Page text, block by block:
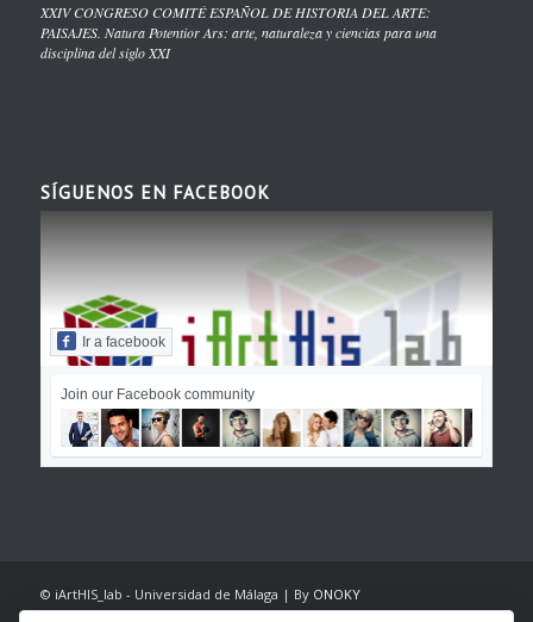
XXIV CONGRESO COMITÉ ESPAÑOL DE HISTORIA DEL ARTE:
PAISAJES. Natura Potentior Ars: arte, naturaleza y ciencias para una
disciplina del siglo XXI
SÍGUENOS EN FACEBOOK
Ir a facebook
Join our Facebook community
© iArtHIS_lab - Universidad de Málaga | By ONOKY